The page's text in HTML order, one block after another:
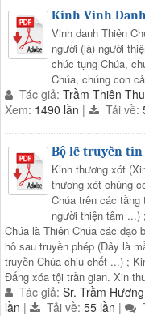
Kinh Vinh
Vinh danh Thiên
người (là) người
chúc tụng Chúa,
Chúa, chúng con
Tác giả: Trầm Thiên Thu
Xem: 1490 lần | Tải về:
Bộ lễ truyền tin
Kinh thương xót
thương xót chúng
Chúa trên các
người thiện tâm ...)
Chúa là Thiên Chúa các đạo
hô sau truyền phép (Đây là
truyền Chúa chịu chết ...) ;
Đấng xóa tội trần gian. Xin
Tác giả: Sr. Trầm Hương
lần | Tải về: 55 lần |